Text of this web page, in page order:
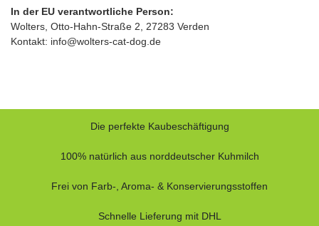
In der EU verantwortliche Person:
Wolters, Otto‑Hahn‑Straße 2, 27283 Verden
Kontakt: info@wolters-cat-dog.de
Die perfekte Kaubeschäftigung
100% natürlich aus norddeutscher Kuhmilch
Frei von Farb-, Aroma- & Konservierungsstoffen
Schnelle Lieferung mit DHL